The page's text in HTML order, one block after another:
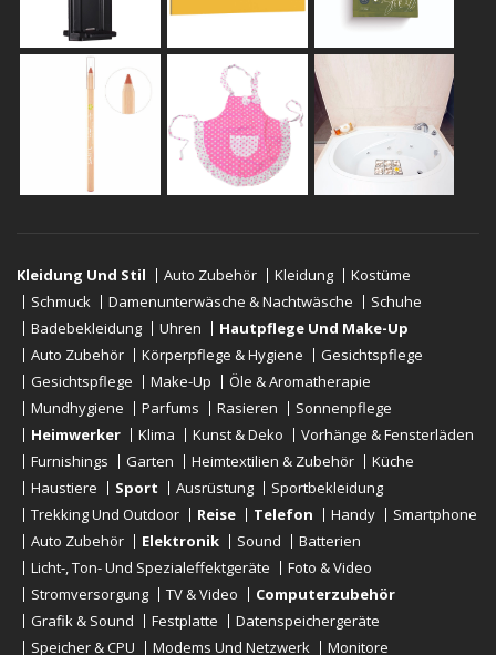
Kleidung Und Stil Auto Zubehör Kleidung
Kostüme
Schmuck
Damenunterwäsche & Nachtwäsche
Schuhe
Badebekleidung
Uhren
Hautpflege Und Make-Up
Auto Zubehör
Körperpflege & Hygiene
Gesichtspflege
Gesichtspflege
Make-Up
Öle & Aromatherapie
Mundhygiene
Parfums Rasieren
Sonnenpflege
Heimwerker
Klima Kunst & Deko
Vorhänge & Fensterläden
Furnishings
Garten Heimtextilien & Zubehör
Küche
Haustiere
Sport Ausrüstung
Sportbekleidung
Trekking Und Outdoor
Reise Telefon Handy
Smartphone
Auto Zubehör
Elektronik Sound
Batterien
Licht-, Ton- Und Spezialeffektgeräte
Foto & Video
Stromversorgung
TV & Video
Computerzubehör
Grafik & Sound
Festplatte
Datenspeichergeräte
Speicher & CPU
Modems Und Netzwerk Monitore